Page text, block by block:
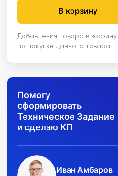
В корзину
Добавления товара в
по покупке данного товара
Помогу
сформировать
Техническое Задание
и сделаю КП
Иван Амбаров